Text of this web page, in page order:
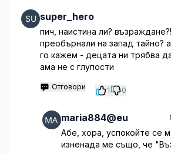
super_hero
пич, наистина ли?
преобърнали на запад тайно?
го кажем - децата ни трябва
ама не с глупости
Отговори 1 0
maria884@eu
Абе, хора, успокойте се
изненада ме също, че